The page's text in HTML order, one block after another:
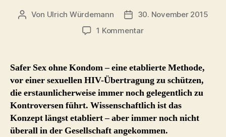
Beitragsautor
Von Ulrich Würdemann Beitragsdatum
30. November 2015
1 Kommentarzu
ohne
Safer Sex ohne Kondom – eine etablierte Methode,
vor einer sexuellen HIV-Übertragung zu schützen,
die erstaunlicherweise immer noch gelegentlich zu
Kontroversen führt. Wissenschaftlich ist das
Konzept längst etabliert – aber immer noch nicht
überall in der Gesellschaft angekommen.